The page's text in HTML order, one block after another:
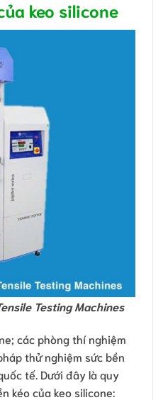
keo silicone
Testing Machines
các phòng thí nghiệm
thử nghiệm sức bền
tế. Dưới đây là quy
kéo của keo silicone: